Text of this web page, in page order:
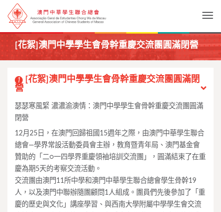
[花絮]澳門中學學生會骨幹重慶交流團圓滿閉營
1
[花絮]澳門中學學生會骨幹重慶交流團圓滿閉
營
瑟瑟寒風緊 濃濃渝澳情：澳門中學學生會骨幹重慶交流團圓滿
閉營
12月25日，在澳門回歸祖國15週年之際，由澳門中華學生聯合
總會—學界常設活動委員會主辦，教育暨青年局、澳門基金會
贊助的「二○一四學界重慶領袖培訓交流團」，圓滿結束了在重
慶為期5天的考察交流活動。
交流團由澳門11所中學和澳門中華學生聯合總會學生骨幹19
人，以及澳門中聯辦隨團顧問1人組成。團員們先後參加了「重
慶的歷史與文化」講座學習、與西南大學附屬中學學生會交流